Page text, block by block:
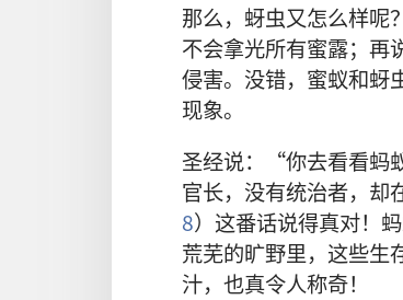
那么， 蚜虫又怎么样呢？
不会拿光所有蜜露； 再
侵害。 没错， 蜜蚁和蚜
现象。
圣经说：“你去看看蚂
官长， 没有统治者， 却
8） 这番话说得真对！
荒芜的旷野里， 这些生
汁， 也真令人称奇！